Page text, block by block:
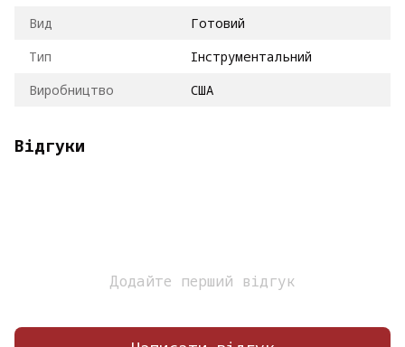
Вид
Готовий
Тип
Інструментальний
Виробництво
США
Відгуки
Додайте перший відгук